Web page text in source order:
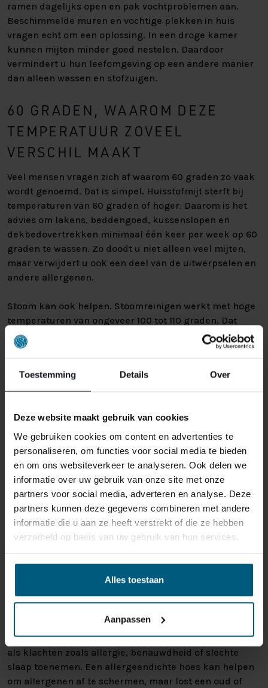
Toestemming Details Over
Deze website maakt gebruik van cookies
We gebruiken cookies om content en advertenties te
personaliseren, om functies voor social media te bieden
en om ons websiteverkeer te analyseren. Ook delen we
informatie over uw gebruik van onze site met onze
partners voor social media, adverteren en analyse. Deze
partners kunnen deze gegevens combineren met andere
informatie die u aan ze heeft verstrekt of die ze hebben
verzameld op basis van uw gebruik van hun services.
Alles toestaan
Aanpassen
ramen dagelijks open en pak vochtproblemen aan.
Beschimmelde muren en vochtige plekken in huis
vragen echt om een oplossing. In een droge kamer
kunnen mijten minder goed nestelen. Daardoor
vermindert u hun leefomgeving op een andere manier
dan alleen wassen en stofzuigen.
60 GRADEN, WAAROM DEZE
TEMPERATUUR ZOVEEL
VERSCHIL MAAKT
Veel mensen vragen zich af waarom 60 graden zo vaak
wordt genoemd. Dat is simpel. Huisstofmijt sterft bij
temperaturen van 60 graden of hoger. Daarom is het
advies om lakens, beddengoed, kussenslopen en
dekbedovertrekken minimaal één keer per week op 60
graden te wassen. Zo doodt u niet alleen veel mijten,
maar verwijdert u ook een deel van de uitwerpselen en
andere allergenen.
Stoom kan ook helpen. Stoomreinigen werkt met hoge
temperaturen van ongeveer 100 tot 110 graden. Dat
maakt het een krachtige aanpak om huisstofmijt
bestrijden te ondersteunen. Wel moet u erop letten dat
veel vocht in het matras werkt namelijk averechts en
kan op termijn juist problemen geven.
WANNEER MATRAS
VERVANGEN SLIMMER IS DAN
BLIJVEN SCHOONMAKEN
Soms blijft u bezig met matras reinigen en matras
schoonmaken, maar merkt u weinig verschil. Dan is het
verstandig om eerlijk te kijken naar de leeftijd en
conditie van uw matras. Een matras gaat gemiddeld 7
en comfort vaak af. Ook kunnen allergenen zich diep in
de kern ophopen, waardoor huisstofmijt verwijderen uit
matras steeds lastiger wordt.
Matras vervangen is zeker verstandig als uw matras
doorgezakt is, blijvende geurtjes heeft, vochtig ruikt of
als klachten zoals allergie, benauwdheid of slechte
slaap toenemen. Een allergeendichte hoes kan helpen
om allergenen af te schermen, maar lost een oud of